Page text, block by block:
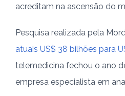
acreditam na ascensão do
Pesquisa realizada pela
atuais US$ 38 bilhões para
telemedicina fechou o ano
empresa especialista em